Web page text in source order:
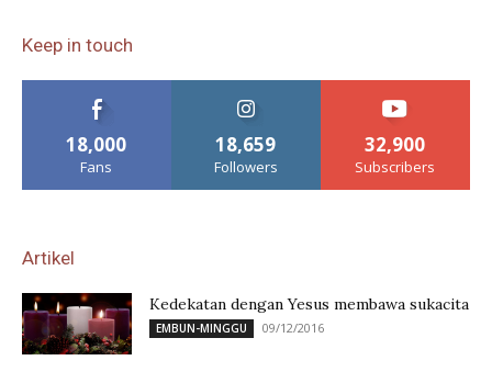
Keep in touch
18,000
Fans
18,659
Followers
32,900
Subscribers
Artikel
Kedekatan dengan Yesus membawa sukacita
EMBUN-MINGGU 09/12/2016